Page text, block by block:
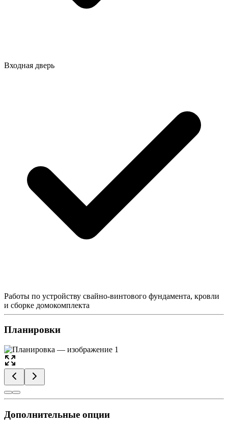
Входная дверь
Работы по устройству свайно-винтового фундамента, кровли
и сборке домокомплекта
Планировки
Дополнительные опции